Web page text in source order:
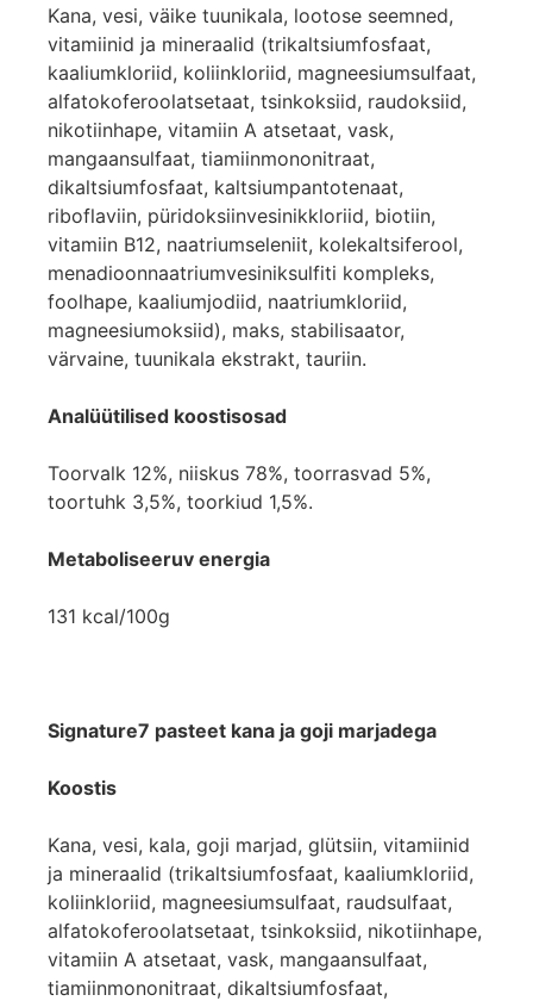
Kana, vesi, väike tuunikala, lootose seemned,
vitamiinid ja mineraalid (trikaltsiumfosfaat,
kaaliumkloriid, koliinkloriid, magneesiumsulfaat,
alfatokoferoolatsetaat, tsinkoksiid, raudoksiid,
nikotiinhape, vitamiin A atsetaat, vask,
mangaansulfaat, tiamiinmononitraat,
dikaltsiumfosfaat, kaltsiumpantotenaat,
riboflaviin, püridoksiinvesinikkloriid, biotiin,
vitamiin B12, naatriumseleniit, kolekaltsiferool,
menadioonnaatriumvesiniksulfiti kompleks,
foolhape, kaaliumjodiid, naatriumkloriid,
magneesiumoksiid), maks, stabilisaator,
värvaine, tuunikala ekstrakt, tauriin.
Analüütilised koostisosad
Toorvalk 12%, niiskus 78%, toorrasvad 5%,
toortuhk 3,5%, toorkiud 1,5%.
Metaboliseeruv energia
131 kcal/100g
Signature7 pasteet kana ja goji marjadega
Koostis
Kana, vesi, kala, goji marjad, glütsiin, vitamiinid
ja mineraalid (trikaltsiumfosfaat, kaaliumkloriid,
koliinkloriid, magneesiumsulfaat, raudsulfaat,
alfatokoferoolatsetaat, tsinkoksiid, nikotiinhape,
vitamiin A atsetaat, vask, mangaansulfaat,
tiamiinmononitraat, dikaltsiumfosfaat,